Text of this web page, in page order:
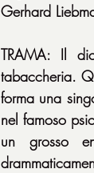
Gerhard
TRAMA: Il
tabaccheria.
forma una
nel famoso
un grosso